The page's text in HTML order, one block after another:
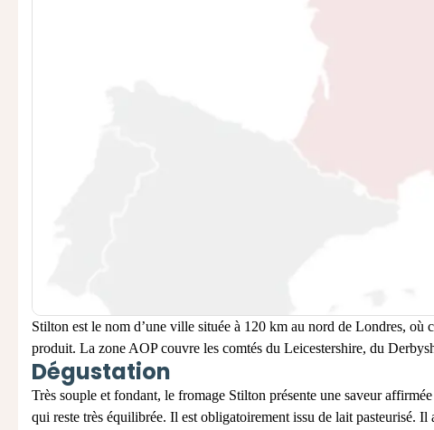
Stilton est le nom d’une ville située à 120 km au nord de Londres, où
produit. La zone AOP couvre les comtés du Leicestershire, du
Dégustation
Très souple et fondant, le fromage Stilton présente une saveur
qui reste très équilibrée. Il est obligatoirement issu de lait pasteurisé. Il